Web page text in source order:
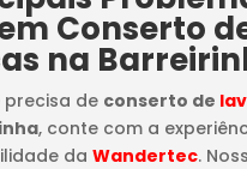
Conserto
na
precisa de conserto de
, conte com a
da Wandertec.